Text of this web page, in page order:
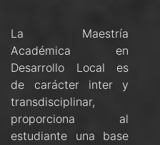
La Maestría
Académica en
Desarrollo Local es
de carácter inter y
transdisciplinar,
proporciona al
estudiante una base